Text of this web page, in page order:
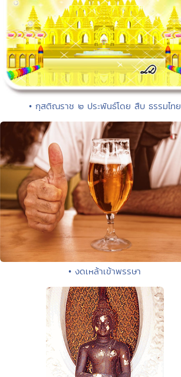
• กุสติณราช ๒ ประพันธ์โดย สืบ ธรรมไทย
• งดเหล้าเข้าพรรษา